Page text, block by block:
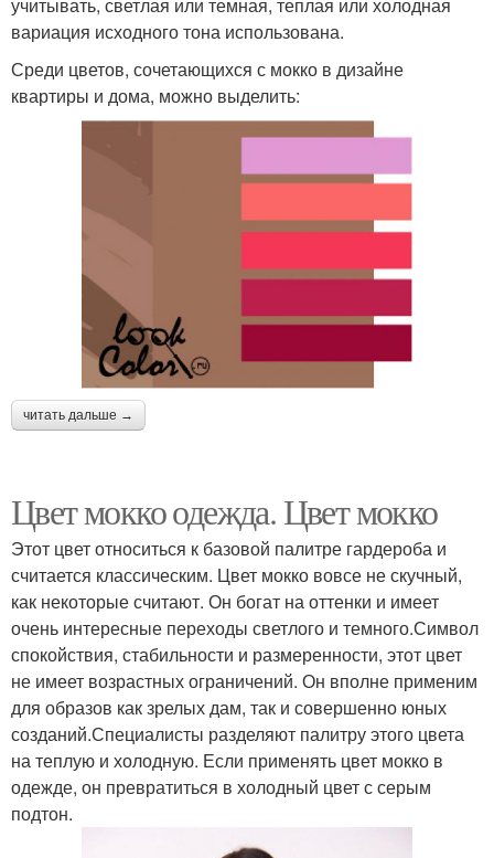
вариация исходного тона использована.
Среди цветов, сочетающихся с мокко в дизайне
квартиры и дома, можно выделить:
читать дальше →
Цвет мокко одежда. Цвет мокко
Этот цвет относиться к базовой палитре гардероба и
считается классическим. Цвет мокко вовсе не скучный,
как некоторые считают. Он богат на оттенки и имеет
очень интересные переходы светлого и темного.Символ
спокойствия, стабильности и размеренности, этот цвет
не имеет возрастных ограничений. Он вполне применим
для образов как зрелых дам, так и совершенно юных
созданий.Специалисты разделяют палитру этого цвета
на теплую и холодную. Если применять цвет мокко в
одежде, он превратиться в холодный цвет с серым
подтон.